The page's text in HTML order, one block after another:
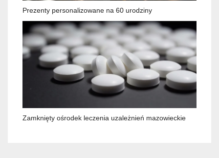
Prezenty personalizowane na 60 urodziny
Zamknięty ośrodek leczenia uzależnień mazowieckie